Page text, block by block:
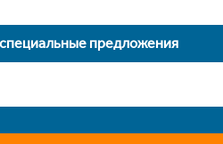
предложения